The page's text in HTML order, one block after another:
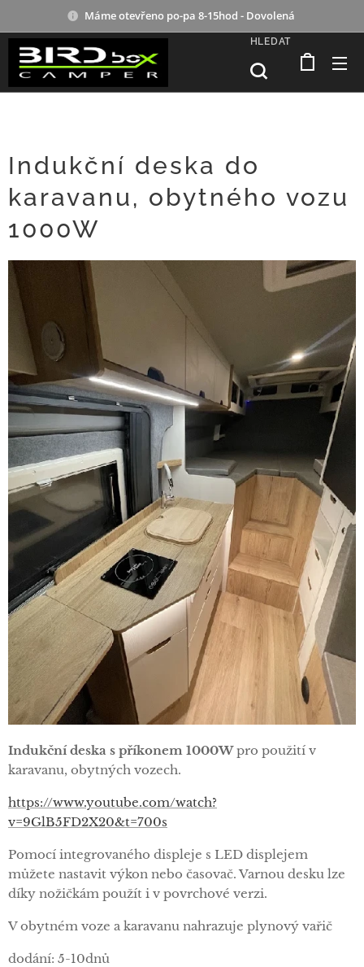
Máme otevřeno po-pa 8-15hod - Dovolená
HLEDAT
Indukční deska do
karavanu, obytného vozu
1000W
Indukční deska s příkonem 1000Wpro použití v
karavanu, obytných vozech.
https://www.youtube.com/watch?
v=9GlB5FD2X20&t=700s
Pomocí integrovaného displeje s LED displejem
můžete nastavit výkon nebo časovač. Varnou desku lze
díky nožičkám použít i v povrchové verzi.
V obytném voze a karavanu nahrazuje plynový vařič
dodání: 5-10dnů